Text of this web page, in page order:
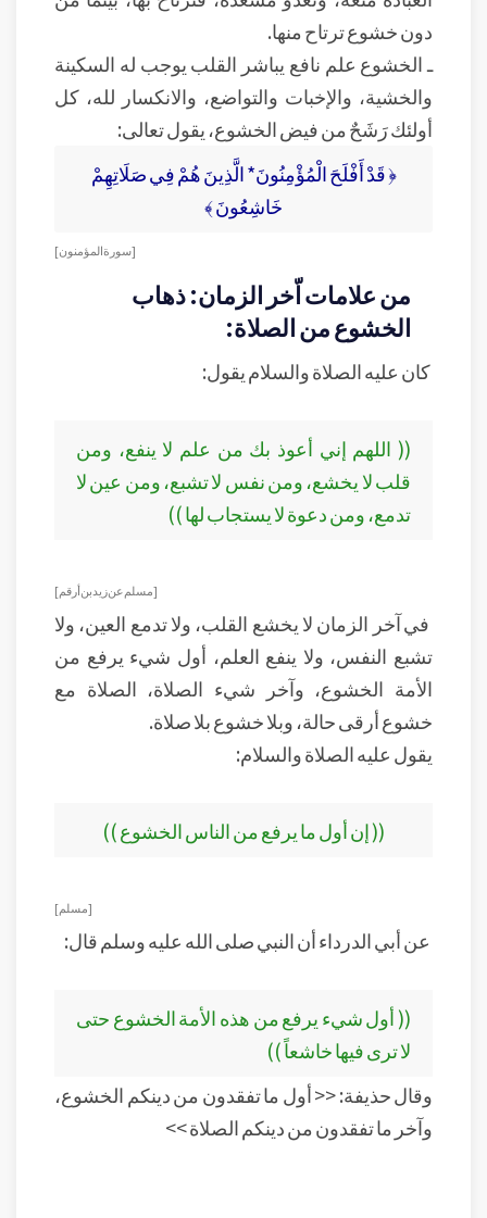
دون خشوع ترتاح منها.
ـ الخشوع علم نافع يباشر القلب يوجب له السكينة
والخشية، والإخبات والتواضع، والانكسار لله، كل
أولئك رَشَحٌ من فيض الخشوع، يقول تعالى:
﴿ قَدْ أَفْلَحَ الْمُؤْمِنُونَ* الَّذِينَ هُمْ فِي صَلَاتِهِمْ
خَاشِعُونَ ﴾
[ سورة المؤمنون]
من علامات اّخر الزمان: ذهاب
الخشوع من الصلاة:
كان عليه الصلاة والسلام يقول:
(( اللهم إني أعوذ بك من علم لا ينفع، ومن
قلب لا يخشع، ومن نفس لا تشبع، ومن عين لا
تدمع، ومن دعوة لا يستجاب لها ))
[ مسلم عن زيد بن أرقم ]
في آخر الزمان لا يخشع القلب، ولا تدمع العين، ولا
تشبع النفس، ولا ينفع العلم، أول شيء يرفع من
الأمة الخشوع، وآخر شيء الصلاة، الصلاة مع
خشوع أرقى حالة، وبلا خشوع بلا صلاة.
يقول عليه الصلاة والسلام:
(( إن أول ما يرفع من الناس الخشوع ))
[ مسلم ]
عن أبي الدرداء أن النبي صلى الله عليه وسلم قال:
(( أول شيء يرفع من هذه الأمة الخشوع حتى
لا ترى فيها خاشعاً ))
وقال حذيفة: << أول ما تفقدون من دينكم الخشوع،
وآخر ما تفقدون من دينكم الصلاة >>